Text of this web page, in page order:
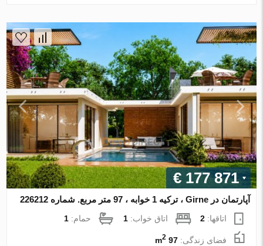
€ 177 871
آپارتمان در Girne ، ترکیه 1 خوابه ، 97 متر مربع. شماره 226212
اتاقها:2 اتاق خواب:1 حمام:1
فضای زندگی:97 m
2